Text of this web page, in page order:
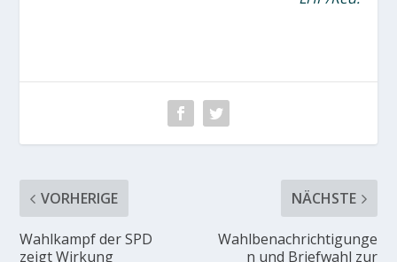
VORHERIGE
Wahlkampf der SPD
zeigt Wirkung
NÄCHSTE
Wahlbenachrichtigunge
n und Briefwahl zur